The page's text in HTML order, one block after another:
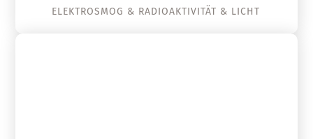
ELEKTROSMOG & RADIOAKTIVITÄT & LICHT